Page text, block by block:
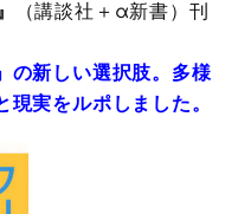
（講談社＋α新書）刊
の新しい選択肢。多様
実をルポしました。